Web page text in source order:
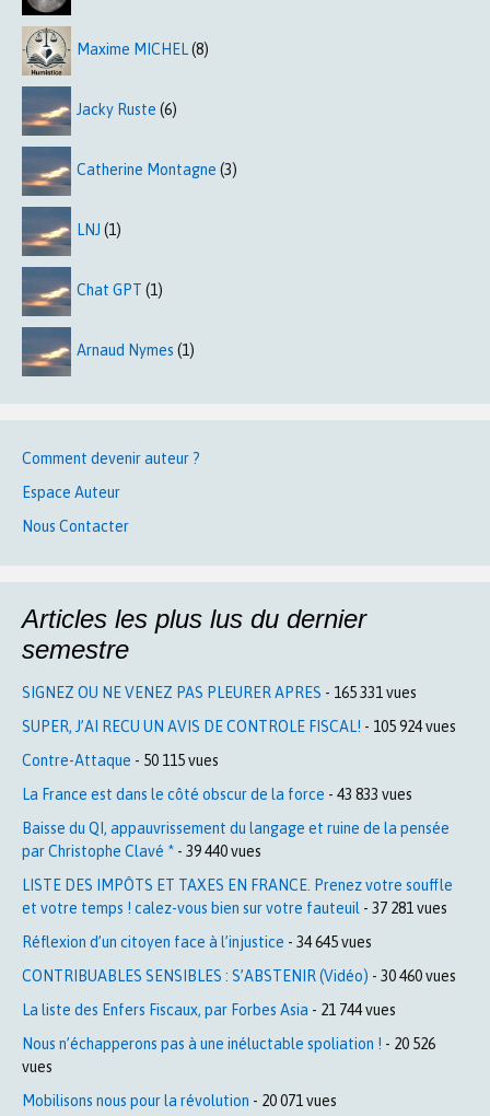
Maxime MICHEL(8)
Jacky Ruste (6)
Catherine Montagne (3)
LNJ (1)
Chat GPT (1)
Arnaud Nymes (1)
Comment devenir auteur ?
Espace Auteur
Nous Contacter
Articles les plus lus du dernier
semestre
SIGNEZ OU NE VENEZ PAS PLEURER APRES - 165 331 vues
SUPER, J’AI RECU UN AVIS DE CONTROLE FISCAL! - 105 924 vues
Contre-Attaque - 50 115 vues
La France est dans le côté obscur de la force - 43 833 vues
Baisse du QI, appauvrissement du langage et ruine de la pensée
par Christophe Clavé * - 39 440 vues
LISTE DES IMPÔTS ET TAXES EN FRANCE. Prenez votre souffle
et votre temps ! calez-vous bien sur votre fauteuil - 37 281 vues
Réflexion d’un citoyen face à l’injustice - 34 645 vues
CONTRIBUABLES SENSIBLES : S’ABSTENIR (Vidéo) - 30 460 vues
La liste des Enfers Fiscaux, par Forbes Asia - 21 744 vues
Nous n’échapperons pas à une inéluctable spoliation ! - 20 526
vues
Mobilisons nous pour la révolution - 20 071 vues